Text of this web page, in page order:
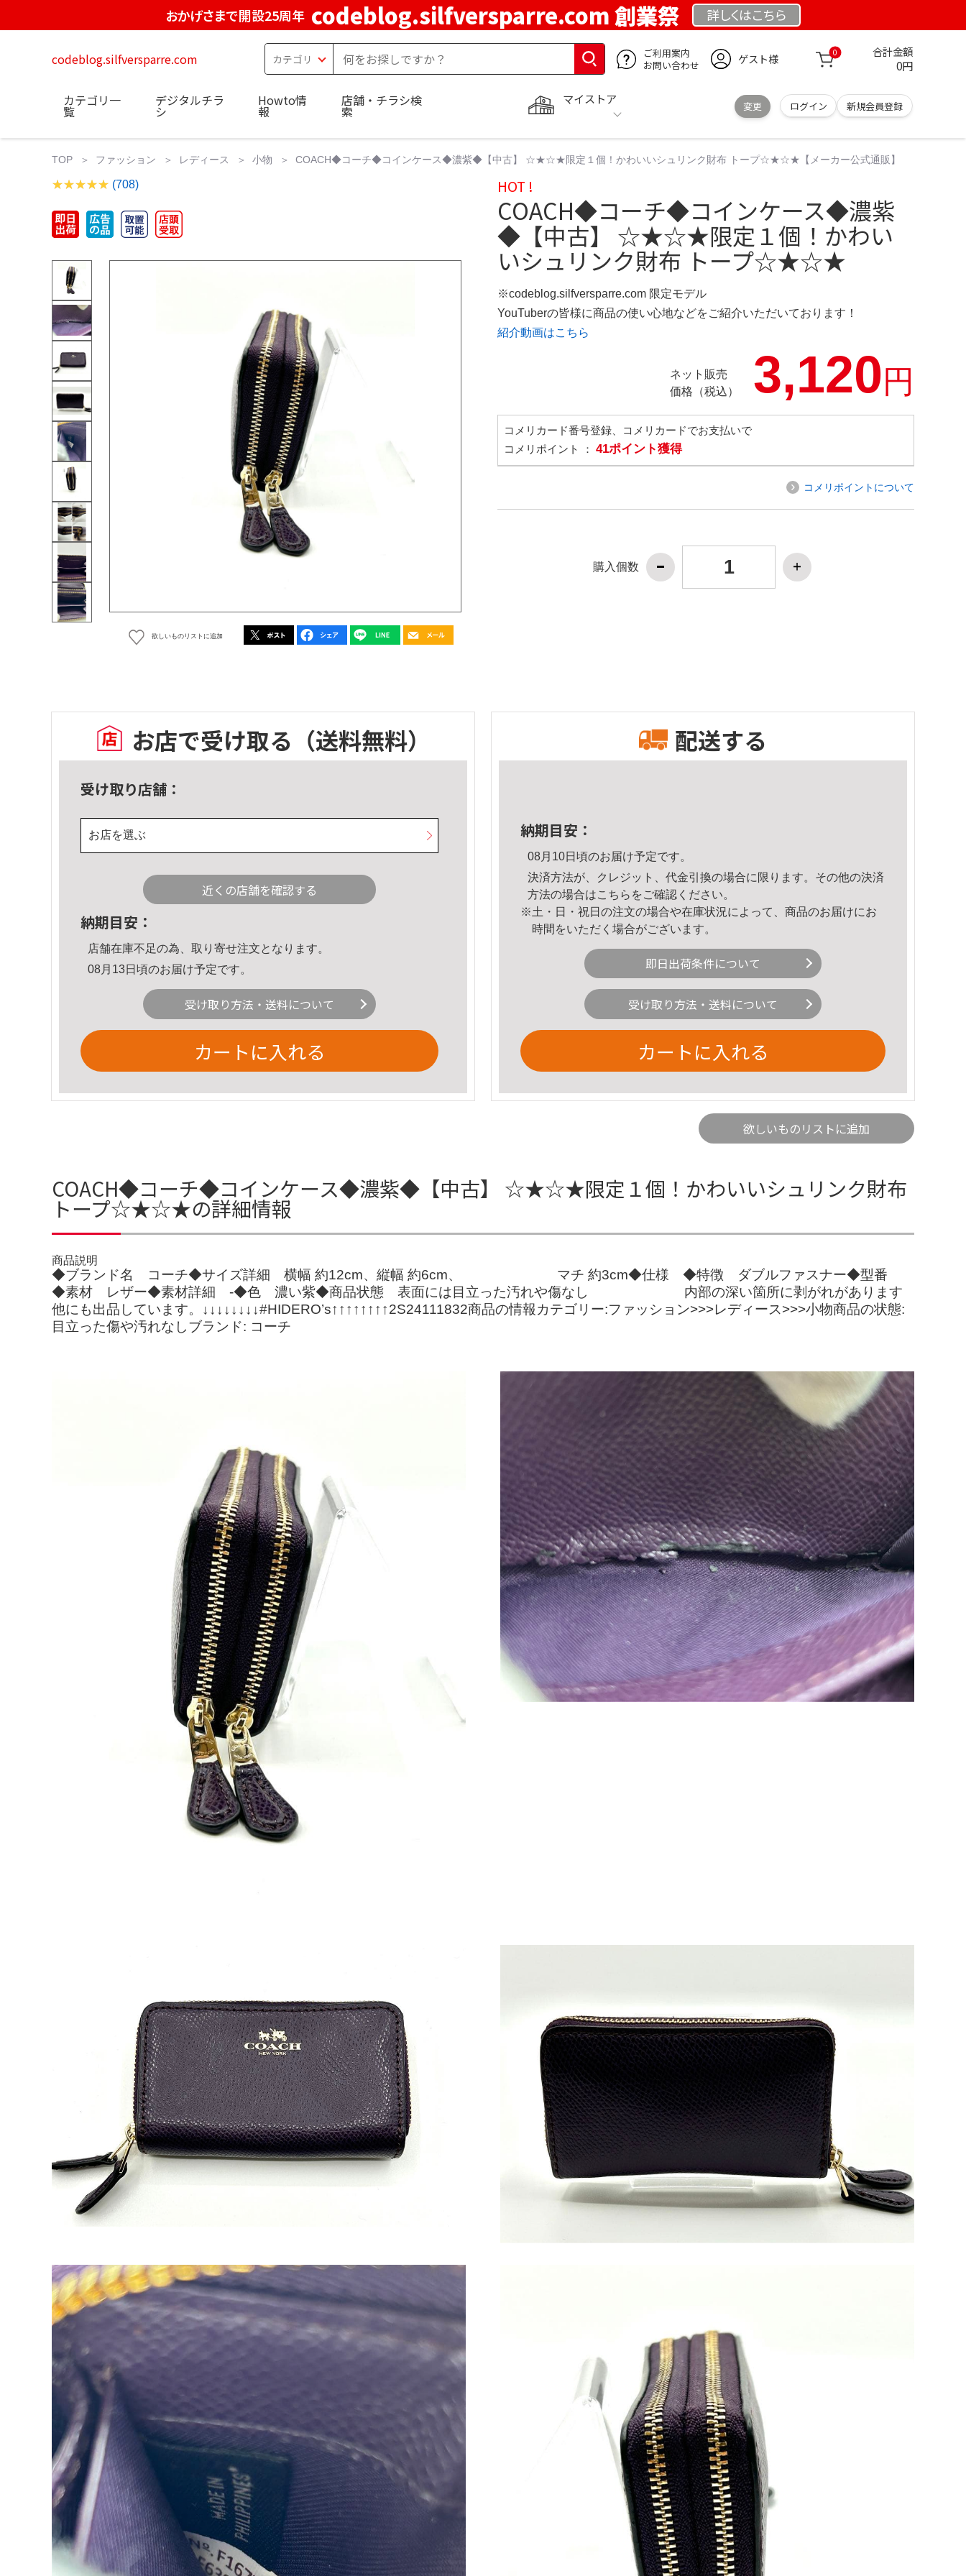
おかげさまで開設25周年 codeblog.silfversparre.com 創業祭 詳しくはこちら
codeblog.silfversparre.com
ご利用案内
お問い合わせ
ゲスト様 0 合計金額
0円
マイストア
変更 ログイン 新規会員登録
カテゴリ一
覧
デジタルチラ
シ
Howto情
報
店舗・チラシ検
索
TOP ファッション レディース 小物 COACH◆コーチ◆コインケース◆濃紫◆【中古】 ☆★☆★限定１個！かわいいシュリンク財布 トープ☆★☆★【メーカー公式通販】
(708)
欲しいものリストに追加
HOT !
COACH◆コーチ◆コインケース◆濃紫
◆【中古】 ☆★☆★限定１個！かわい
いシュリンク財布 トープ☆★☆★
※codeblog.silfversparre.com 限定モデル
YouTuberの皆様に商品の使い心地などをご紹介いただいております！
紹介動画はこちら
ネット販売
価格（税込）
3,120円
コメリカード番号登録、コメリカードでお支払いで
コメリポイント ： 41ポイント獲得
コメリポイントについて
購入個数
お店で受け取る （送料無料）
受け取り店舗：
お店を選ぶ
近くの店舗を確認する
納期目安：
店舗在庫不足の為、取り寄せ注文となります。
08月13日頃のお届け予定です。
受け取り方法・送料について
カートに入れる
配送する
納期目安：
08月10日頃のお届け予定です。
決済方法が、クレジット、代金引換の場合に限ります。その他の決済
方法の場合はこちら をご確認ください。
※土・日・祝日の注文の場合や在庫状況によって、商品のお届けにお
時間をいただく場合がございます。
即日出荷条件について
受け取り方法・送料について
カートに入れる
欲しいものリストに追加
COACH◆コーチ◆コインケース◆濃紫◆【中古】 ☆★☆★限定１個！かわいいシュリンク財布
トープ☆★☆★の詳細情報
商品説明
◆ブランド名 コーチ◆サイズ詳細 横幅 約12cm、縦幅 約6cm、 マチ 約3cm◆仕様 ◆特徴 ダブルファスナー◆型番
◆素材 レザー◆素材詳細 -◆色 濃い紫◆商品状態 表面には目立った汚れや傷なし 内部の深い箇所に剥がれがあります
他にも出品しています。↓↓↓↓↓↓↓↓#HIDERO’s↑↑↑↑↑↑↑↑2S24111832商品の情報カテゴリー:ファッション>>>レディース>>>小物商品の状態:
目立った傷や汚れなしブランド: コーチ